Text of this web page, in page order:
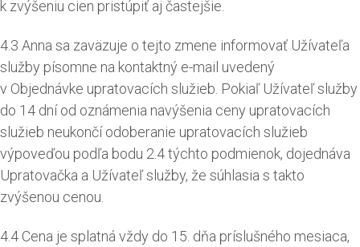
k zvýšeniu cien pristúpiť aj častejšie.
4.3 Anna sa zaväzuje o tejto zmene informovať Užívateľa
služby písomne na kontaktný e-mail uvedený
v Objednávke upratovacích služieb. Pokiaľ Užívateľ služby
do 14 dní od oznámenia navýšenia ceny upratovacích
služieb neukončí odoberanie upratovacích služieb
výpoveďou podľa bodu 2.4 týchto podmienok, dojednáva
Upratovačka a Užívateľ služby, že súhlasia s takto
zvýšenou cenou.
4.4 Cena je splatná vždy do 15. dňa príslušného mesiaca,